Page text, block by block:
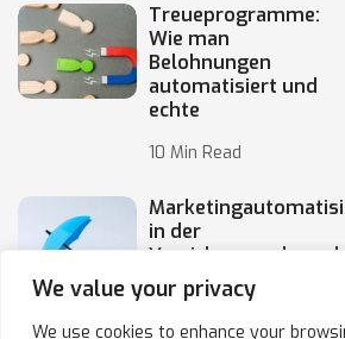
We value your privacy
We use cookies to enhance your
Treueprogramme:
Wie man
Belohnungen
automatisiert und
echte
10 Min Read
in der
Automatisierung von
10 Min Read